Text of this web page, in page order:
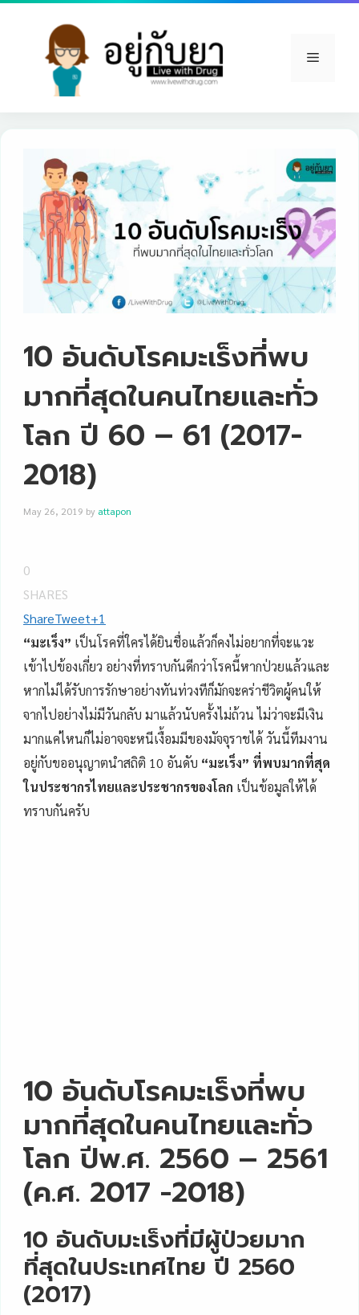
Menu
10 อันดับโรคมะเร็งที่พบ
มากที่สุดในคนไทยและทั่ว
โลก ปี 60 – 61 (2017-
2018)
May 26, 2019 by attapon
0
SHARES
ShareTweet+1
“มะเร็ง” เป็นโรคที่ใครได้ยินชื่อแล้วก็คงไม่อยากที่จะแวะ
เข้าไปข้องเกี่ยว อย่างที่ทราบกันดีกว่าโรคนี้หากป่วยแล้วและ
หากไม่ได้รับการรักษาอย่างทันท่วงทีก็มักจะคร่าชีวิตผู้คนให้
จากไปอย่างไม่มีวันกลับ มาแล้วนับครั้งไม่ถ้วน ไม่ว่าจะมีเงิน
มากแค่ไหนก็ไม่อาจจะหนีเงื้อมมีของมัจจุราชได้ วันนี้ทีมงาน
อยู่กับขออนุญาตนำสถิติ 10 อันดับ “มะเร็ง” ที่พบมากที่สุด
ในประชากรไทยและประชากรของโลก เป็นข้อมูลให้ได้
ทราบกันครับ
10 อันดับโรคมะเร็งที่พบ
มากที่สุดในคนไทยและทั่ว
โลก ปีพ.ศ. 2560 – 2561
(ค.ศ. 2017 -2018)
10 อันดับมะเร็งที่มีผู้ป่วยมาก
ที่สุดในประเทศไทย ปี 2560
(2017)